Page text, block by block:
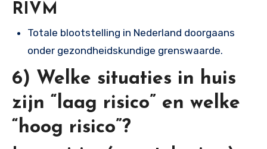
RIVM
Totale blootstelling in Nederland doorgaans
onder gezondheidskundige grenswaarde.
6) Welke situaties in huis
zijn “laag risico” en welke
“hoog risico”?